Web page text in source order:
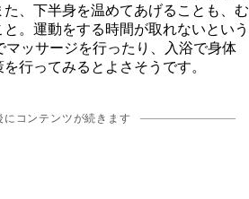
、下半身を温めてあげることも、む
。運動をする時間が取れないという
マッサージを行ったり、入浴で身体
行ってみるとよさそうです。
にコンテンツが続きます